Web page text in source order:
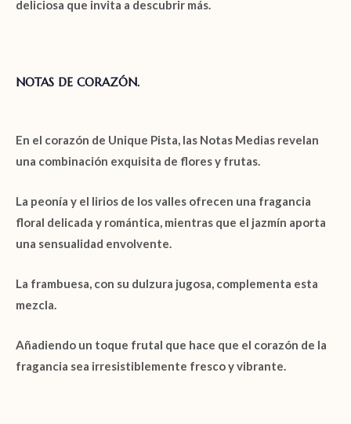
deliciosa que invita a descubrir más.
NOTAS DE CORAZÓN.
En el corazón de Unique Pista, las Notas Medias revelan
una combinación exquisita de flores y frutas.
La peonía y el lirios de los valles ofrecen una fragancia
floral delicada y romántica, mientras que el jazmín aporta
una sensualidad envolvente.
La frambuesa, con su dulzura jugosa, complementa esta
mezcla.
Añadiendo un toque frutal que hace que el corazón de la
fragancia sea irresistiblemente fresco y vibrante.